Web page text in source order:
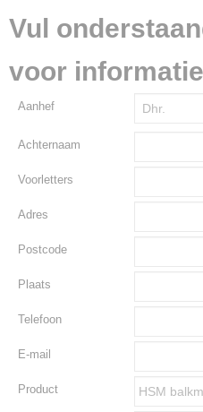
Vul
voor
Aanhef
Achternaam
Voorletters
Adres
Postcode
Plaats
Telefoon
E-mail
Product